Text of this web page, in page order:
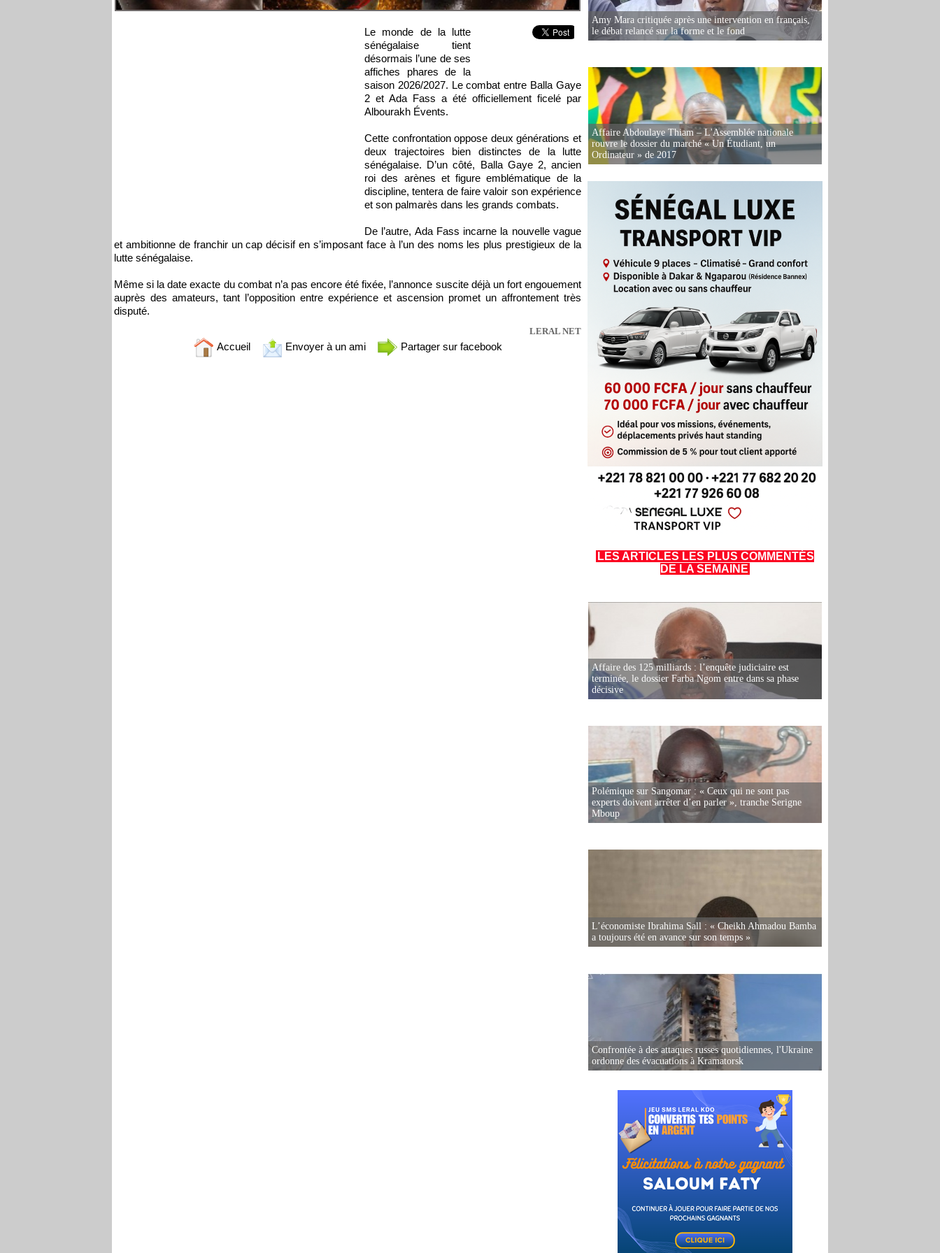
Le monde de la lutte
sénégalaise tient
désormais l’une de ses
affiches phares de la
saison 2026/2027. Le combat entre Balla Gaye
2 et Ada Fass a été officiellement ficelé par
Albourakh Évents.
Cette confrontation oppose deux générations et
deux trajectoires bien distinctes de la lutte
sénégalaise. D’un côté, Balla Gaye 2, ancien
roi des arènes et figure emblématique de la
discipline, tentera de faire valoir son expérience
et son palmarès dans les grands combats.
De l’autre, Ada Fass incarne la nouvelle vague
et ambitionne de franchir un cap décisif en s’imposant face à l’un des noms les plus prestigieux de la
lutte sénégalaise.
Même si la date exacte du combat n’a pas encore été fixée, l’annonce suscite déjà un fort engouement
auprès des amateurs, tant l’opposition entre expérience et ascension promet un affrontement très
disputé.
LERAL NET
Accueil Envoyer à un ami Partager sur facebook
Amy Mara critiquée après une intervention en français,
le débat relancé sur la forme et le fond
Affaire Abdoulaye Thiam – L'Assemblée nationale
rouvre le dossier du marché « Un Étudiant, un
Ordinateur » de 2017
LES ARTICLES LES PLUS COMMENTÉS
DE LA SEMAINE
Affaire des 125 milliards : l’enquête judiciaire est
terminée, le dossier Farba Ngom entre dans sa phase
décisive
Polémique sur Sangomar : « Ceux qui ne sont pas
experts doivent arrêter d’en parler », tranche Serigne
Mboup
L’économiste Ibrahima Sall : « Cheikh Ahmadou Bamba
a toujours été en avance sur son temps »
Confrontée à des attaques russes quotidiennes, l'Ukraine
ordonne des évacuations à Kramatorsk